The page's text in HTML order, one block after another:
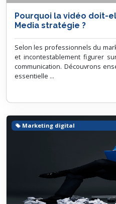
Pourquoi la vidéo doit-
Media stratégie ?
Selon les professionnels du
et incontestablement figurer
communication. Découvrons
essentielle ...
Marketing digital